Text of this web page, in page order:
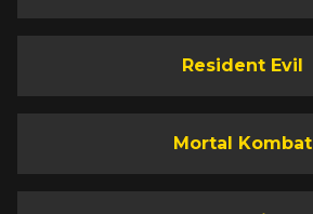
Resident Evil
Mortal Kombat